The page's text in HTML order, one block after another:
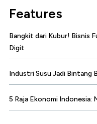
Features
Bangkit dari Kubur! Bisnis
Digit
Industri Susu Jadi Bintang
5 Raja Ekonomi Indonesia: